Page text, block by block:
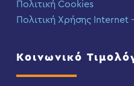
Πολιτική Cookies
Πολιτική Χρήσης Internet
Κοινωνικό